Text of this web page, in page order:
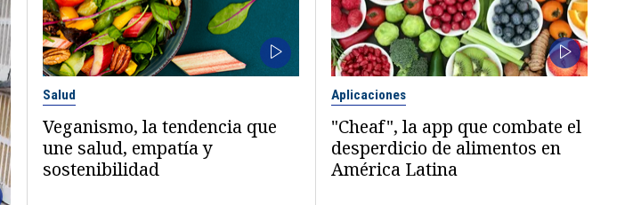
Salud
Veganismo, la tendencia que
une salud, empatía y
sostenibilidad
Aplicaciones
"Cheaf", la app que combate el
desperdicio de alimentos en
América Latina